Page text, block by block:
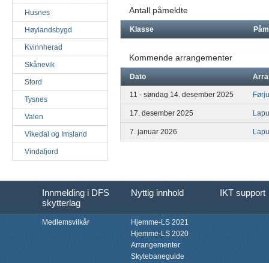
Husnes
Høylandsbygd
Kvinnherad
Skånevik
Stord
Tysnes
Valen
Vikedal og Imsland
Vindafjord
Antall påmeldte
Klasse
Kommende arrangementer
Dato
11 - søndag 14. desember 2025
17. desember 2025
7. januar 2026
Innmelding i DFS
skytterlag
Nyttig innhold IKT support
Medlemsvilkår
Hjemme-LS 2021
Hjemme-LS 2020
Arrangementer
Skytebaneguide